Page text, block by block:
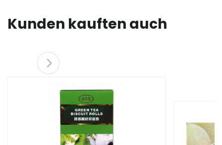
Kunden kauften auch